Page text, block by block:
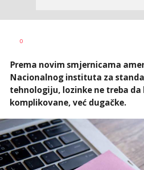
0
Prema novim smjernicama
Nacionalnog instituta za
tehnologiju, lozinke ne treba da
komplikovane, već dugačke.